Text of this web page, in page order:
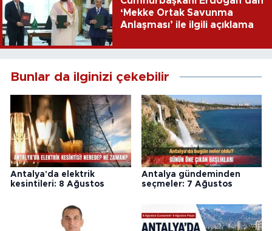
‘Mekke Ortak Savunma
Anlaşması’ ile ilgili açıklama
Bunlar da ilginizi çekebilir
Antalya'da elektrik
kesintileri: 8 Ağustos
Antalya gündeminden
seçmeler: 7 Ağustos